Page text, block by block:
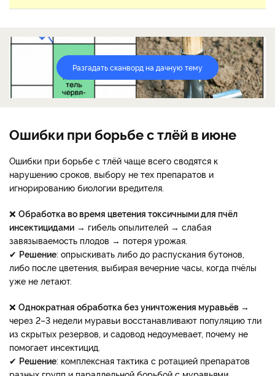
Разгадать сканворд на дачную тему
Ошибки при борьбе с тлёй в июне
Ошибки при борьбе с тлёй чаще всего сводятся к
нарушению сроков, выбору не тех препаратов и
игнорированию биологии вредителя.
❌ Обработка во время цветения токсичными для пчёл
инсектицидами → гибель опылителей → слабая
завязываемость плодов → потеря урожая.
✔ Решение: опрыскивать либо до распускания бутонов,
либо после цветения, выбирая вечерние часы, когда пчёлы
уже не летают.
❌ Однократная обработка без уничтожения муравьёв →
через 2–3 недели муравьи восстанавливают популяцию тли
из скрытых резервов, и садовод недоумевает, почему не
помогает инсектицид.
✔ Решение: комплексная тактика с ротацией препаратов